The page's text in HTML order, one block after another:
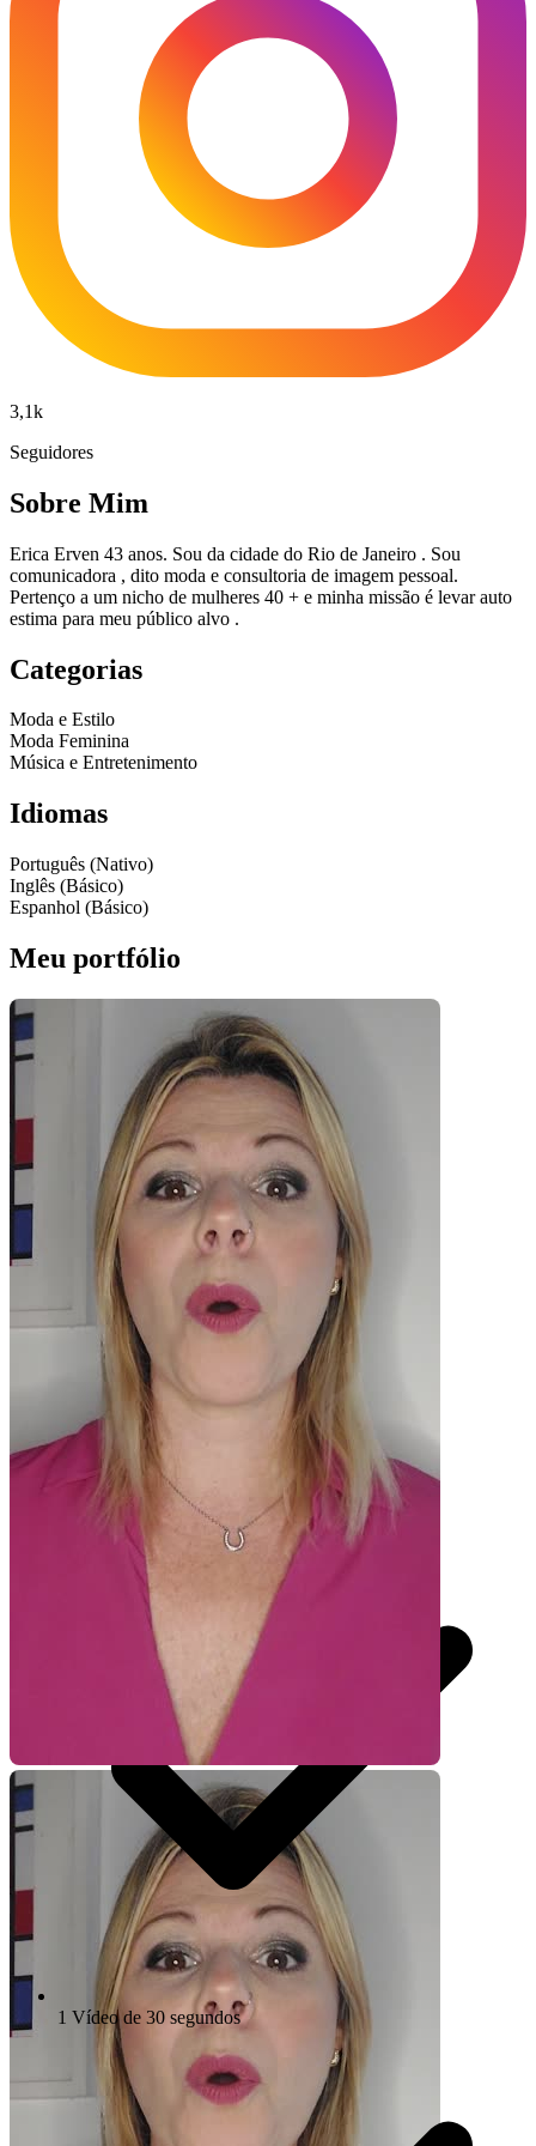
3,1k
Seguidores
Sobre Mim
Erica Erven 43 anos. Sou da cidade do Rio de Janeiro . Sou
comunicadora , dito moda e consultoria de imagem pessoal.
Pertenço a um nicho de mulheres 40 + e minha missão é levar auto
estima para meu público alvo .
Categorias
Moda e Estilo
Moda Feminina
Música e Entretenimento
Idiomas
Português (Nativo)
Inglês (Básico)
Espanhol (Básico)
Meu portfólio
Pacotes UGC
Você recebe o arquivo para usar em qualquer canal.
30 segundos
247
por pedido
1 Vídeo de 30 segundos